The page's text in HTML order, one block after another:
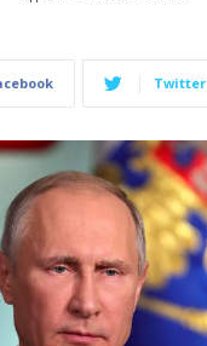
Twitter